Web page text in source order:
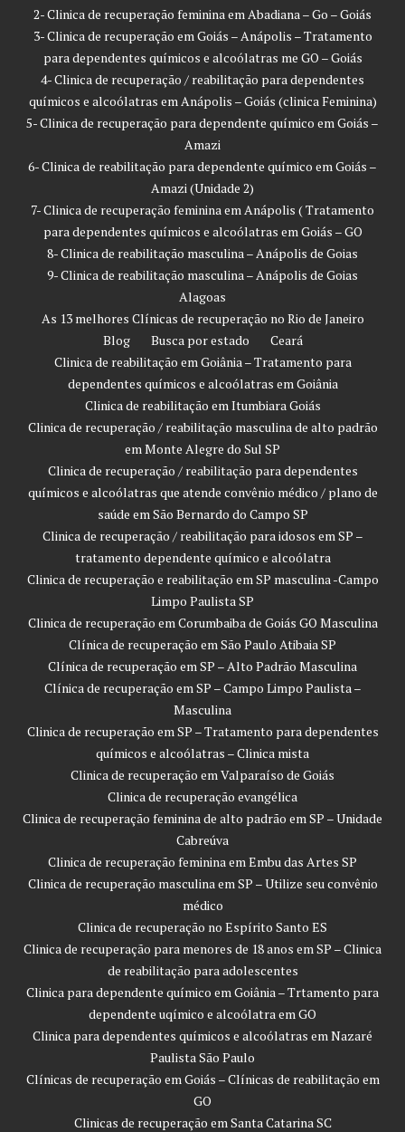
2- Clinica de recuperação feminina em Abadiana – Go – Goiás
3- Clinica de recuperação em Goiás – Anápolis – Tratamento
para dependentes químicos e alcoólatras me GO – Goiás
4- Clinica de recuperação / reabilitação para dependentes
químicos e alcoólatras em Anápolis – Goiás (clinica Feminina)
5- Clinica de recuperação para dependente químico em Goiás –
Amazi
6- Clinica de reabilitação para dependente químico em Goiás –
Amazi (Unidade 2)
7- Clinica de recuperação feminina em Anápolis ( Tratamento
para dependentes químicos e alcoólatras em Goiás – GO
8- Clinica de reabilitação masculina – Anápolis de Goias
9- Clinica de reabilitação masculina – Anápolis de Goias
Alagoas
As 13 melhores Clínicas de recuperação no Rio de Janeiro
Blog
Busca por estado
Ceará
Clinica de reabilitação em Goiânia – Tratamento para
dependentes químicos e alcoólatras em Goiânia
Clinica de reabilitação em Itumbiara Goiás
Clinica de recuperação / reabilitação masculina de alto padrão
em Monte Alegre do Sul SP
Clinica de recuperação / reabilitação para dependentes
químicos e alcoólatras que atende convênio médico / plano de
saúde em São Bernardo do Campo SP
Clinica de recuperação / reabilitação para idosos em SP –
tratamento dependente químico e alcoólatra
Clinica de recuperação e reabilitação em SP masculina -Campo
Limpo Paulista SP
Clinica de recuperação em Corumbaiba de Goiás GO Masculina
Clínica de recuperação em São Paulo Atibaia SP
Clínica de recuperação em SP – Alto Padrão Masculina
Clínica de recuperação em SP – Campo Limpo Paulista –
Masculina
Clinica de recuperação em SP – Tratamento para dependentes
químicos e alcoólatras – Clinica mista
Clinica de recuperação em Valparaíso de Goiás
Clinica de recuperação evangélica
Clinica de recuperação feminina de alto padrão em SP – Unidade
Cabreúva
Clinica de recuperação feminina em Embu das Artes SP
Clinica de recuperação masculina em SP – Utilize seu convênio
médico
Clinica de recuperação no Espírito Santo ES
Clinica de recuperação para menores de 18 anos em SP – Clinica
de reabilitação para adolescentes
Clinica para dependente químico em Goiânia – Trtamento para
dependente uqímico e alcoólatra em GO
Clinica para dependentes químicos e alcoólatras em Nazaré
Paulista São Paulo
Clínicas de recuperação em Goiás – Clínicas de reabilitação em
GO
Clinicas de recuperação em Santa Catarina SC